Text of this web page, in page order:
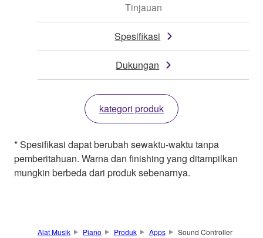
Tinjauan
Spesifikasi
Dukungan
kategori produk
* Spesifikasi dapat berubah sewaktu-waktu tanpa
pemberitahuan. Warna dan finishing yang ditampilkan
mungkin berbeda dari produk sebenarnya.
Alat Musik Piano Produk Apps Sound Controller